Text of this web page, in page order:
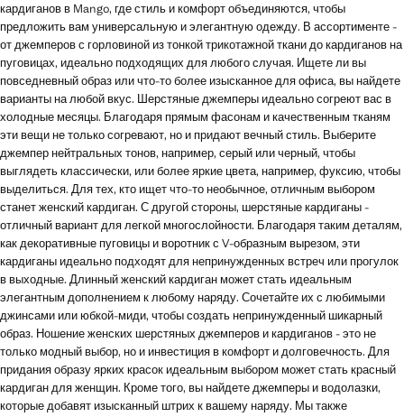
кардиганов в Mango, где стиль и комфорт объединяются, чтобы
предложить вам универсальную и элегантную одежду. В ассортименте -
от джемперов с горловиной из тонкой трикотажной ткани до кардиганов на
пуговицах, идеально подходящих для любого случая. Ищете ли вы
повседневный образ или что-то более изысканное для офиса, вы найдете
варианты на любой вкус. Шерстяные джемперы идеально согреют вас в
холодные месяцы. Благодаря прямым фасонам и качественным тканям
эти вещи не только согревают, но и придают вечный стиль. Выберите
джемпер нейтральных тонов, например, серый или черный, чтобы
выглядеть классически, или более яркие цвета, например, фуксию, чтобы
выделиться. Для тех, кто ищет что-то необычное, отличным выбором
станет женский кардиган. С другой стороны, шерстяные кардиганы -
отличный вариант для легкой многослойности. Благодаря таким деталям,
как декоративные пуговицы и воротник с V-образным вырезом, эти
кардиганы идеально подходят для непринужденных встреч или прогулок
в выходные. Длинный женский кардиган может стать идеальным
элегантным дополнением к любому наряду. Сочетайте их с любимыми
джинсами или юбкой-миди, чтобы создать непринужденный шикарный
образ. Ношение женских шерстяных джемперов и кардиганов - это не
только модный выбор, но и инвестиция в комфорт и долговечность. Для
придания образу ярких красок идеальным выбором может стать красный
кардиган для женщин. Кроме того, вы найдете джемперы и водолазки,
которые добавят изысканный штрих к вашему наряду. Мы также